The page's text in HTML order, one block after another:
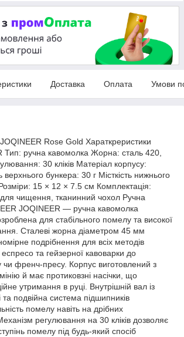
Доставка Оплата Умови
Rose Gold Хараткреристики
Тип: ручна кавомолка Жорна: сталь 420,
30 кліків Матеріал корпусу:
верхнього бункера: 30 г Місткість нижнього
15 × 12 × 7.5 см Комплектація:
чищення, тканинний чохол Ручна
JOQINEER — ручна кавомолка
для стабільного помелу та високої
Сталеві жорна діаметром 45 мм
подрібнення для всіх методів
еспресо та гейзерної кавоварки до
френч-пресу. Корпус виготовлений з
й має протиковзні насічки, що
утримання в руці. Внутрішній вал із
та подвійна система підшипників
помелу навіть на дрібних
регулювання на 30 кліків дозволяє
помелу під будь-який спосіб